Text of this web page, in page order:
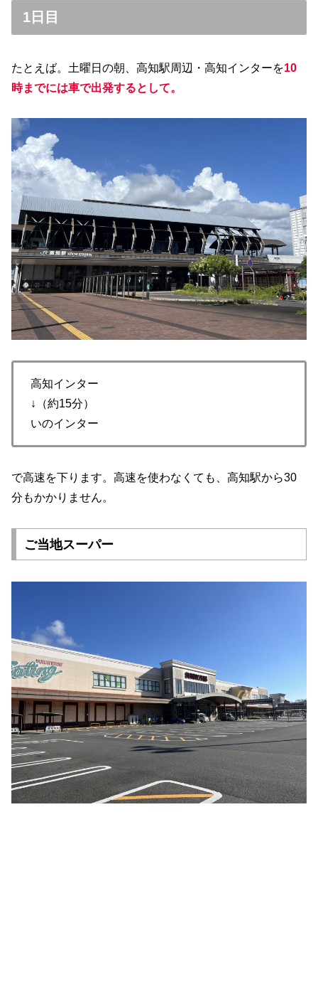
1日目
たとえば。土曜日の朝、高知駅周辺・高知インターを10
時までには車で出発するとして。
高知インター
↓（約15分）
いのインター
で高速を下ります。高速を使わなくても、高知駅から30
分もかかりません。
ご当地スーパー